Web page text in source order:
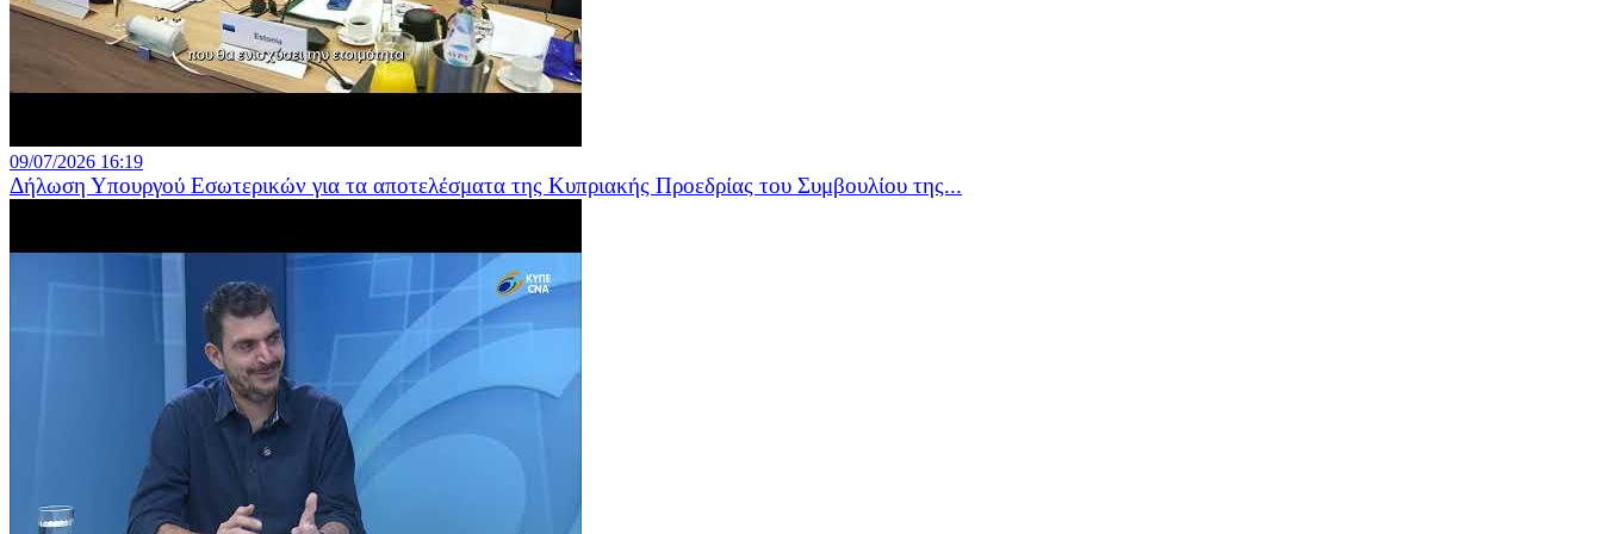
09/07/2026 16:19
Δήλωση Υπουργού Εσωτερικών για τα αποτελέσματα της Κυπριακής Προεδρίας του Συμβουλίου της...